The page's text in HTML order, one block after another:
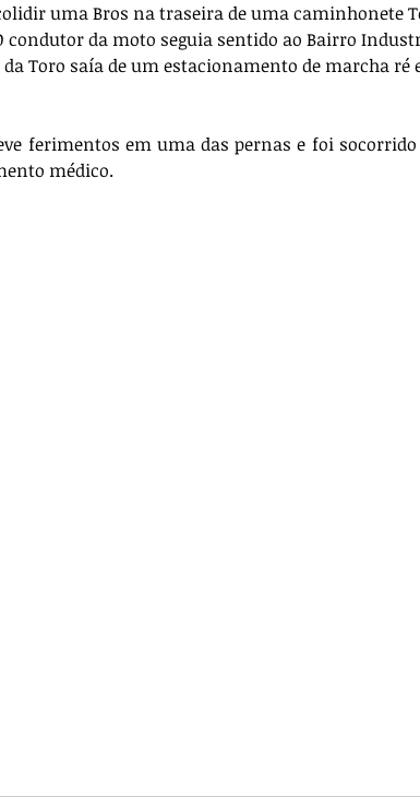
uma Bros na traseira de uma caminhonete
condutor da moto seguia sentido ao Bairro
Toro saía de um estacionamento de marcha ré
ferimentos em uma das pernas e foi socorrido
médico.